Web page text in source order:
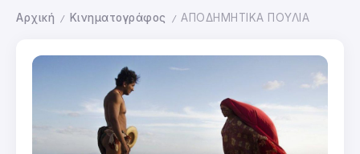
Αρχική / Κινηματογράφος / ΑΠΟΔΗΜΗΤΙΚΑ ΠΟΥΛΙΑ